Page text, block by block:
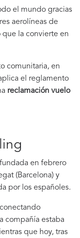
el mundo gracias
aerolíneas de
que la convierte en
comunitaria, en
el reglamento
reclamación vuelo
en febrero
(Barcelona) y
por los españoles.
compañía estaba
que hoy, tras